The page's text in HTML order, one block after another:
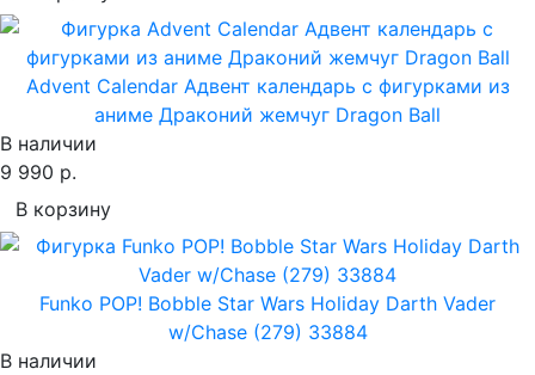
Advent Calendar Адвент календарь с фигурками из
аниме Драконий жемчуг Dragon Ball
В наличии
9 990 р.
В корзину
Funko POP! Bobble Star Wars Holiday Darth Vader
w/Chase (279) 33884
В наличии